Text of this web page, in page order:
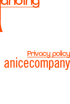
Privacy policy